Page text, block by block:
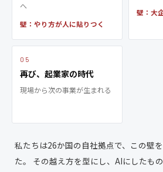
へ
壁：やり方が人に貼りつく
壁：大
05
再び、起業家の時代
現場から次の事業が生まれる
私たちは26か国の自社拠点で、この壁
た。
その越え方を型にし、AIにしたも